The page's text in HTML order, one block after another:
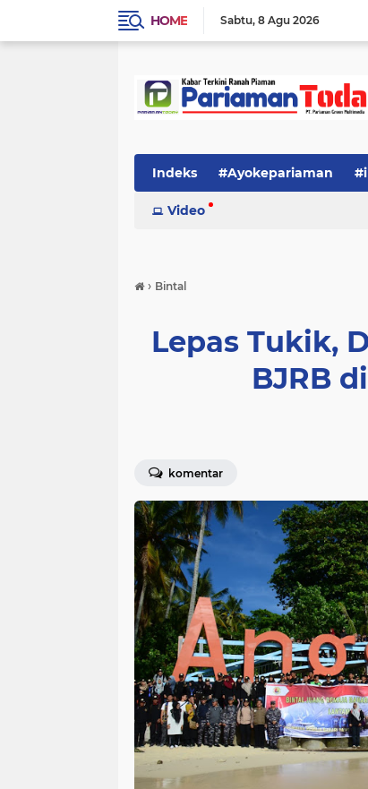
HOME Sabtu 8 Agu 2026
Indeks #Ayokepariaman
Video
› Bintal
Lepas Tukik,
BJRB
komentar